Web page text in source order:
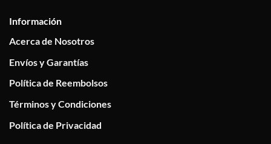
Información
Acerca de Nosotros
Envíos y Garantías
Política de Reembolsos
Términos y Condiciones
Política de Privacidad